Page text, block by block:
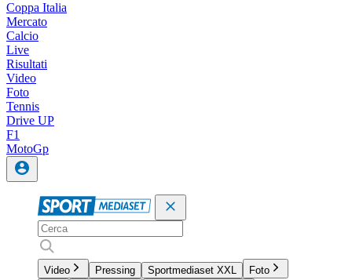
Coppa Italia
Mercato
Calcio
Live
Risultati
Video
Foto
Tennis
Drive UP
F1
MotoGp
Video Pressing Sportmediaset XXL
Foto